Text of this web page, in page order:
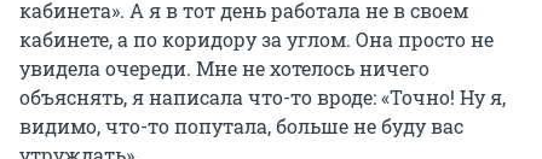
кабинета». А я в тот день работала не в своем
кабинете, а по коридору за углом. Она просто не
увидела очереди. Мне не хотелось ничего
объяснять, я написала что-то вроде: «Точно! Ну я,
видимо, что-то попутала, больше не буду вас